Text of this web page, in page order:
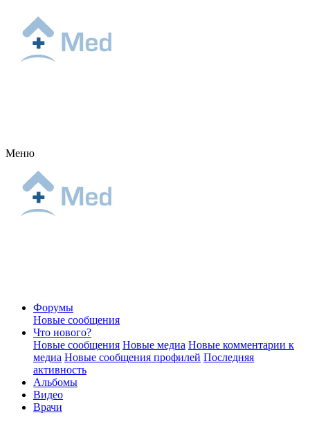
Меню
Форумы
Новые сообщения
Что нового?
Новые сообщения Новые медиа Новые комментарии к
медиа Новые сообщения профилей Последняя
активность
Альбомы
Видео
Врачи